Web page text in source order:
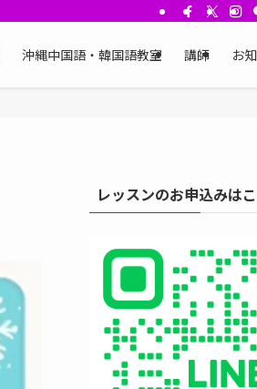
沖縄中国語・韓国語教室 講師 お
レッスンのお申込みは